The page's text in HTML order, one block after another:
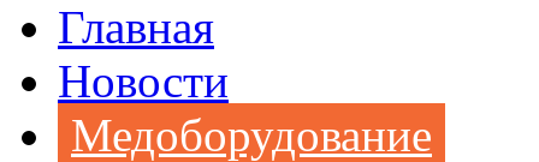
Главная
Новости
Медоборудование